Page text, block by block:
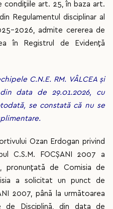
condițiile art. 25, în baza art.
Regulamentul disciplinar al
2026, admite cererea de
în Registrul de Evidență
C.N.E. RM. VÂLCEA și
din data de 29.01.2026, cu
se constată că nu se
Ozan Erdogan privind
C.S.M. FOCȘANI 2007 a
pronunțată de Comisia de
a solicitat un punct de
2007, până la următoarea
de Disciplină, din data de